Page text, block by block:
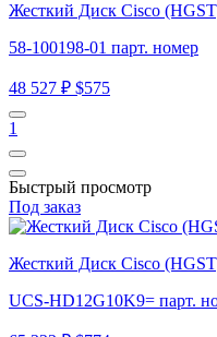
Жесткий Диск Cisco
58-100198-01 парт. номер
48 527 ₽ $575
1
Быстрый просмотр
Под заказ
Жесткий Диск Cisco
UCS-HD12G10K9= парт.